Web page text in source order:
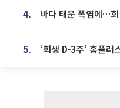
4. 바다 태운 폭염에…회
5.